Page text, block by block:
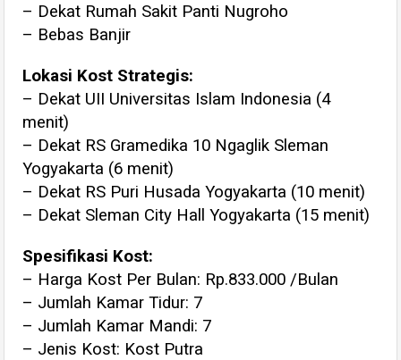
– Dekat Rumah Sakit Panti Nugroho
– Bebas Banjir
Lokasi Kost Strategis:
– Dekat UII Universitas Islam Indonesia (4
menit)
– Dekat RS Gramedika 10 Ngaglik Sleman
Yogyakarta (6 menit)
– Dekat RS Puri Husada Yogyakarta (10 menit)
– Dekat Sleman City Hall Yogyakarta (15 menit)
Spesifikasi Kost:
– Harga Kost Per Bulan: Rp.833.000 /Bulan
– Jumlah Kamar Tidur: 7
– Jumlah Kamar Mandi: 7
– Jenis Kost: Kost Putra